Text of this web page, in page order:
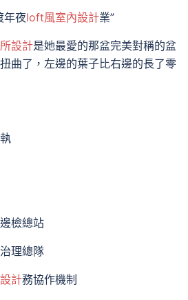
年夜loft風室內設計業”
設計是她最愛的那盆完美對稱的盆
曲了，左邊的葉子比右邊的長了零
檢總站
理總隊
計務協作機制